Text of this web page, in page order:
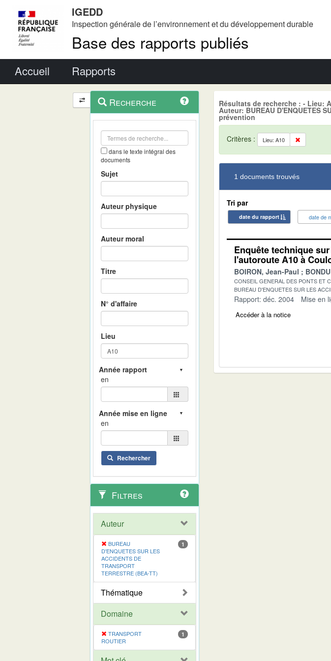
IGEDD
Inspection générale de l’environnement et du développement durable
Base des rapports publiés
Accueil Rapports
Navigation
et
outils
contextuel
Recherche
dans le texte intégral des
documents
Sujet
Auteur physique
Auteur moral
Titre
N° d'affaire
Lieu
en
en
Rechercher
Filtres
Auteur
BUREAU
D'ENQUETES SUR LES
ACCIDENTS DE
TRANSPORT
TERRESTRE (BEA-TT)
1
Thématique
Domaine
TRANSPORT
ROUTIER
1
Résultats de recherche : - Lieu:
Auteur: BUREAU D'ENQUETES
prévention
Critères : Lieu: A10
1 documents trouvés
Tri par
date du rapport date de
Enquête technique
l'autoroute A10 à
BOIRON, Jean-Paul
CONSEIL GENERAL DES PONTS ET
BUREAU D'ENQUETES SUR LES
Rapport: déc. 2004 Mise en
Accéder à la notice